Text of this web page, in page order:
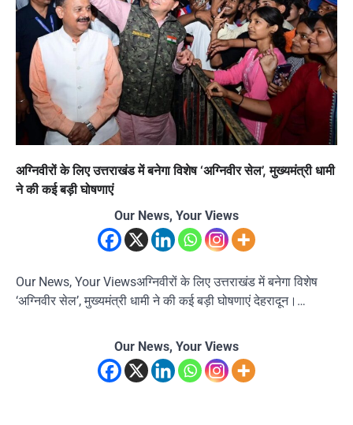
अग्निवीरों के लिए उत्तराखंड में बनेगा विशेष ‘अग्निवीर सेल’, मुख्यमंत्री धामी
ने की कई बड़ी घोषणाएं
Our News, Your Views
Our News, Your Viewsअग्निवीरों के लिए उत्तराखंड में बनेगा विशेष
‘अग्निवीर सेल’, मुख्यमंत्री धामी ने की कई बड़ी घोषणाएं देहरादून।…
Our News, Your Views